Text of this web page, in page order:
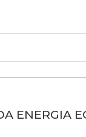
ENERGIA